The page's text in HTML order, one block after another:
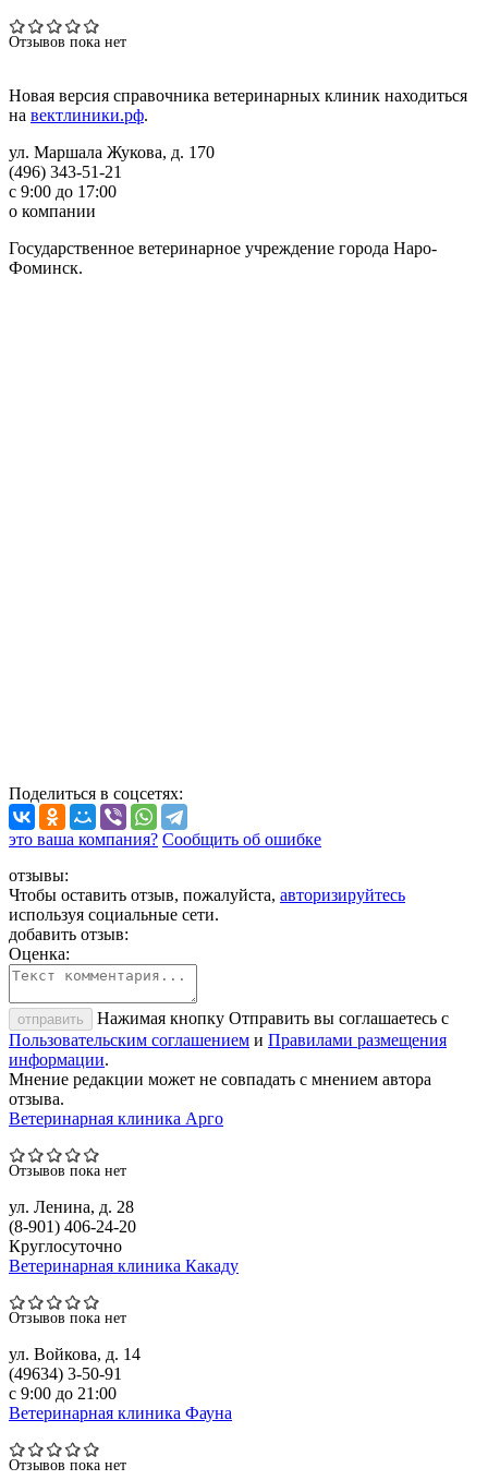
Отзывов пока нет
Новая версия справочника ветеринарных клиник находиться
на вектлиники.рф.
ул. Маршала Жукова, д. 170
(496) 343-51-21
с 9:00 до 17:00
о компании
Государственное ветеринарное учреждение города Наро-
Фоминск.
Поделиться в соцсетях:
это ваша компания? Сообщить об ошибке
отзывы:
Чтобы оставить отзыв, пожалуйста, авторизируйтесь
используя социальные сети.
добавить отзыв:
Оценка:
отправить
Нажимая кнопку Отправить вы соглашаетесь с
Пользовательским соглашением и Правилами размещения
информации.
Мнение редакции может не совпадать с мнением автора
отзыва.
Ветеринарная клиника Арго
Отзывов пока нет
ул. Ленина, д. 28
(8-901) 406-24-20
Круглосуточно
Ветеринарная клиника Какаду
Отзывов пока нет
ул. Войкова, д. 14
(49634) 3-50-91
с 9:00 до 21:00
Ветеринарная клиника Фауна
Отзывов пока нет